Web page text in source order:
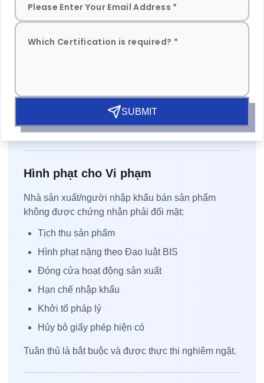
Đảm bảo chất lượng và an toàn
Cải thiện danh tiếng và uy tín thị trường
Được chấp nhận bởi các đấu thầu chính phủ và
Giảm rủi ro hỏng hóc sản phẩm
Bảo vệ chống lại đối thủ giả mạo hoặc kém chất
lượng
Hình phạt cho Vi phạm
Nhà sản xuất/người nhập khẩu bán sản phẩm
không được chứng nhận phải đối mặt:
Tịch thu sản phẩm
Hình phạt nặng theo Đạo luật BIS
Đóng cửa hoạt động sản xuất
Hạn chế nhập khẩu
Khởi tố pháp lý
Hủy bỏ giấy phép hiện có
Tuân thủ là bắt buộc và được thực thi nghiêm ngặt.
SUBMIT